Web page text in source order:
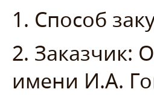
1. Способ
2. Заказчик:
имени И.А.